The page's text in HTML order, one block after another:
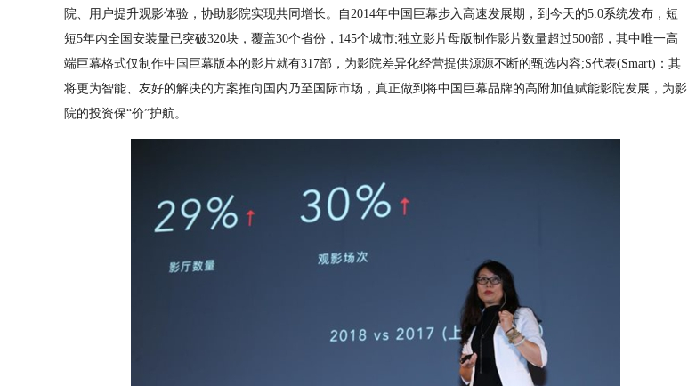
院、用户提升观影体验，协助影院实现共同增长。自2014年中国巨幕步入高速发展期，到今天的5.0系统发布，短
短5年内全国安装量已突破320块，覆盖30个省份，145个城市;独立影片母版制作影片数量超过500部，其中唯一高
端巨幕格式仅制作中国巨幕版本的影片就有317部，为影院差异化经营提供源源不断的甄选内容;S代表(Smart)：其
将更为智能、友好的解决的方案推向国内乃至国际市场，真正做到将中国巨幕品牌的高附加值赋能影院发展，为影
院的投资保“价”护航。